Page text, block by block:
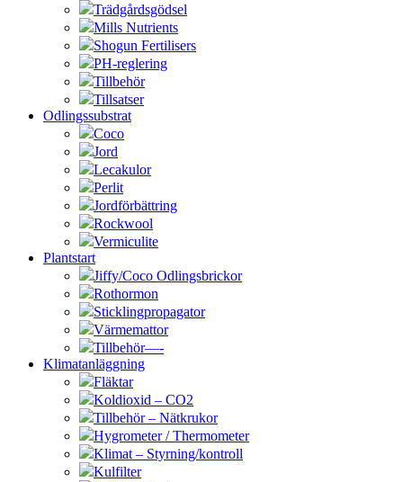
Trädgårdsgödsel
Mills Nutrients
Shogun Fertilisers
PH-reglering
Tillbehör
Tillsatser
Odlingssubstrat
Coco
Jord
Lecakulor
Perlit
Jordförbättring
Rockwool
Vermiculite
Plantstart
Jiffy/Coco Odlingsbrickor
Rothormon
Sticklingpropagator
Värmemattor
Tillbehör—-
Klimatanläggning
Fläktar
Koldioxid – CO2
Tillbehör – Nätkrukor
Hygrometer / Thermometer
Klimat – Styrning/kontroll
Kulfilter